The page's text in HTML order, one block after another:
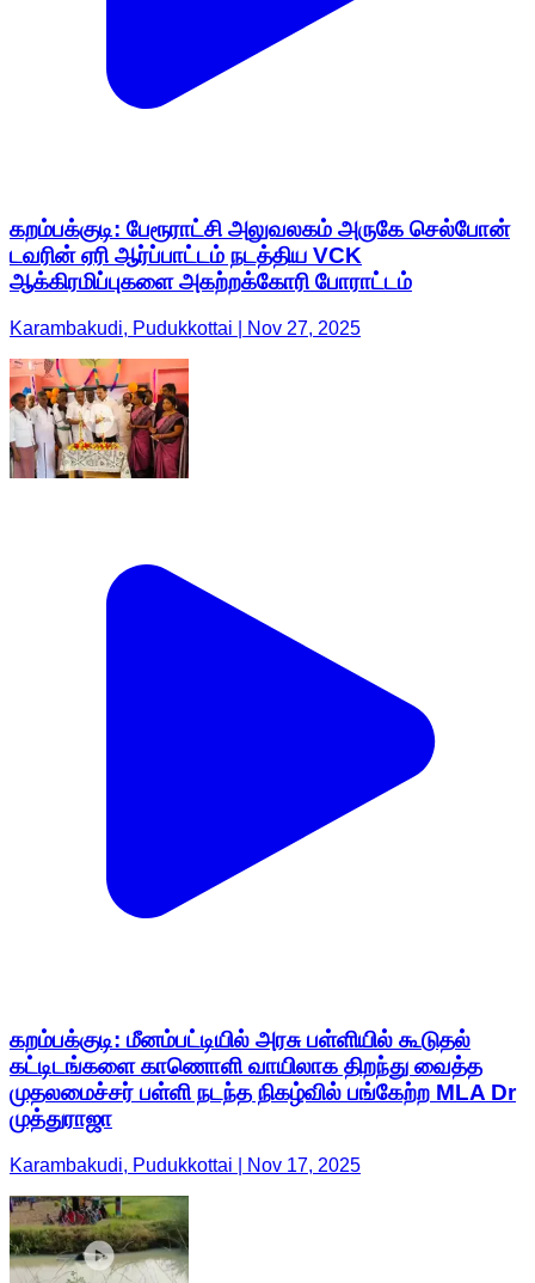
கறம்பக்குடி: பேரூராட்சி அலுவலகம் அருகே செல்போன்
டவரின் ஏரி ஆர்ப்பாட்டம் நடத்திய VCK
ஆக்கிரமிப்புகளை அகற்றக்கோரி போராட்டம்
Karambakudi, Pudukkottai | Nov 27, 2025
கறம்பக்குடி: மீனம்பட்டியில் அரசு பள்ளியில் கூடுதல்
கட்டிடங்களை காணொளி வாயிலாக திறந்து வைத்த
முதலமைச்சர் பள்ளி நடந்த நிகழ்வில் பங்கேற்ற MLA Dr
முத்துராஜா
Karambakudi, Pudukkottai | Nov 17, 2025